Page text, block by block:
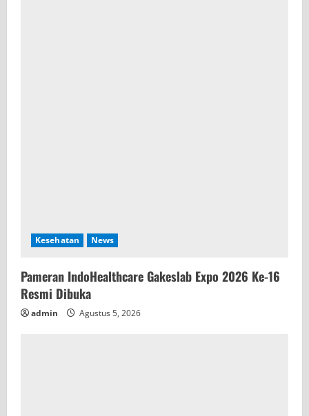
Kesehatan News
Pameran IndoHealthcare Gakeslab Expo 2026 Ke-16
Resmi Dibuka
admin Agustus 5, 2026